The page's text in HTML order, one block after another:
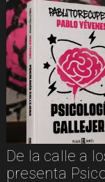
De la calle a
presenta